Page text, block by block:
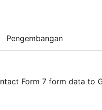
Pengembangan
Form 7 form data to